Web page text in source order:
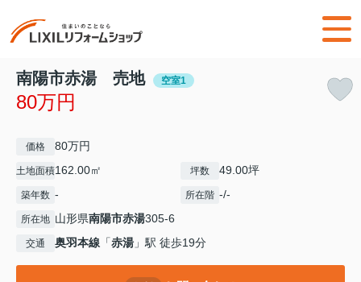
南陽市赤湯 売地 空室1
80万円
価格 80万円
土地面積162.00㎡ 坪数 49.00坪
築年数 - 所在階 -/-
所在地 山形県南陽市赤湯305-6
交通 奥羽本線 「赤湯 」駅 徒歩19分